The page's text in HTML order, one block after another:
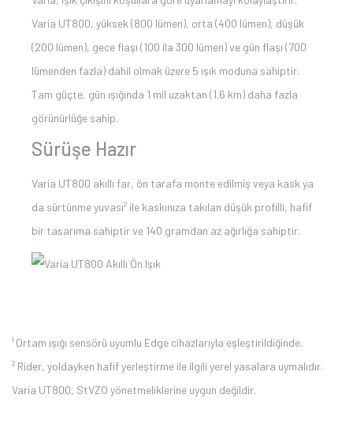
Varia UT800, yüksek (800 lümen), orta (400 lümen), düşük
(200 lümen), gece flaşı (100 ila 300 lümen) ve gün flaşı (700
lümenden fazla) dahil olmak üzere 5 ışık moduna sahiptir.
Tam güçte, gün ışığında 1 mil uzaktan (1.6 km) daha fazla
görünürlüğe sahip.
Sürüşe Hazır
Varia UT800 akıllı far, ön tarafa monte edilmiş veya kask ya
da sürtünme yuvası² ile kaskınıza takılan düşük profilli, hafif
bir tasarıma sahiptir ve 140 gramdan az ağırlığa sahiptir.
¹ Ortam ışığı sensörü uyumlu Edge cihazlarıyla eşleştirildiğinde.
² Rider, yoldayken hafif yerleştirme ile ilgili yerel yasalara uymalıdır.
Varia UT800, StVZO yönetmeliklerine uygun değildir.